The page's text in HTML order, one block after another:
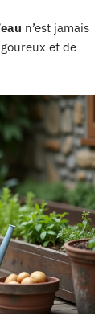
n’est jamais
et de